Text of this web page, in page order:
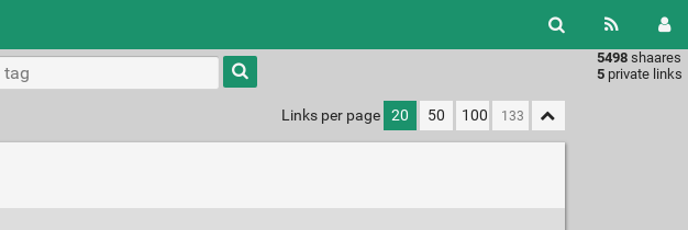
5498 shaares
5 private links
Type 1 or
more
characters
results.
Links per page 20 50 100